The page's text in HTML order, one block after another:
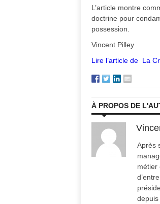
L’article montre
doctrine pour
possession.
Vincent Pilley
Lire l’article de La
À PROPOS DE
Après
métier